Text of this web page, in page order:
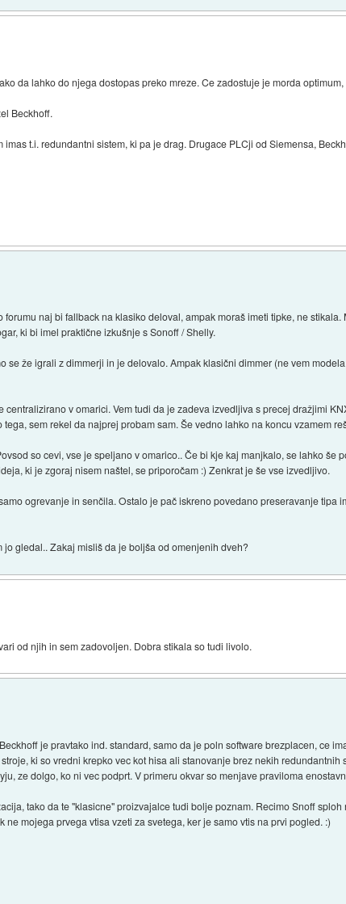
da lahko do njega dostopas preko mreze. Ce zadostuje je morda
Beckhoff.
t.i. redundantni sistem, ki pa je drag. Drugace PLCji od Siemensa,
naj bi fallback na klasiko deloval, ampak moraš imeti tipke, ne
ki bi imel praktične izkušnje s Sonoff / Shelly.
se že igrali z dimmerji in je delovalo. Ampak klasični dimmer (ne vem
centralizirano v omarici. Vem tudi da je zadeva izvedljiva s precej dražjimi
sem rekel da najprej probam sam. Še vedno lahko na koncu vzamem
so cevi, vse je speljano v omarico.. Če bi kje kaj manjkalo, se lahko še
ki je zgoraj nisem naštel, se priporočam :) Zenkrat je še vse izvedljivo.
ogrevanje in senčila. Ostalo je pač iskreno povedano preseravanje tipa
gledal.. Zakaj misliš da je boljša od omenjenih dveh?
od njih in sem zadovoljen. Dobra stikala so tudi livolo.
je pravtako ind. standard, samo da je poln software brezplacen, ce
ki so vredni krepko vec kot hisa ali stanovanje brez nekih redundantnih
ze dolgo, ko ni vec podprt. V primeru okvar so menjave praviloma
tako da te "klasicne" proizvajalce tudi bolje poznam. Recimo Snoff
mojega prvega vtisa vzeti za svetega, ker je samo vtis na prvi pogled. :)